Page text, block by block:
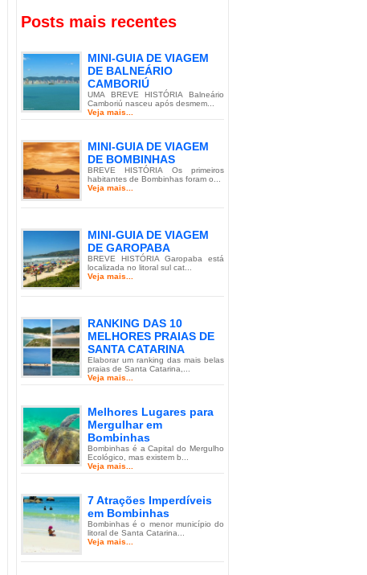
Posts mais recentes
MINI-GUIA DE VIAGEM
DE BALNEÁRIO
CAMBORIÚ
UMA BREVE HISTÓRIA Balneário
Camboriú nasceu após desmem...
Veja mais...
MINI-GUIA DE VIAGEM
DE BOMBINHAS
BREVE HISTÓRIA Os primeiros
habitantes de Bombinhas foram o...
Veja mais...
MINI-GUIA DE VIAGEM
DE GAROPABA
BREVE HISTÓRIA Garopaba está
localizada no litoral sul cat...
Veja mais...
RANKING DAS 10
MELHORES PRAIAS DE
SANTA CATARINA
Elaborar um ranking das mais belas
praias de Santa Catarina,...
Veja mais...
Melhores Lugares para
Mergulhar em
Bombinhas
Bombinhas é a Capital do Mergulho
Ecológico, mas existem b...
Veja mais...
7 Atrações Imperdíveis
em Bombinhas
Bombinhas é o menor município do
litoral de Santa Catarina...
Veja mais...